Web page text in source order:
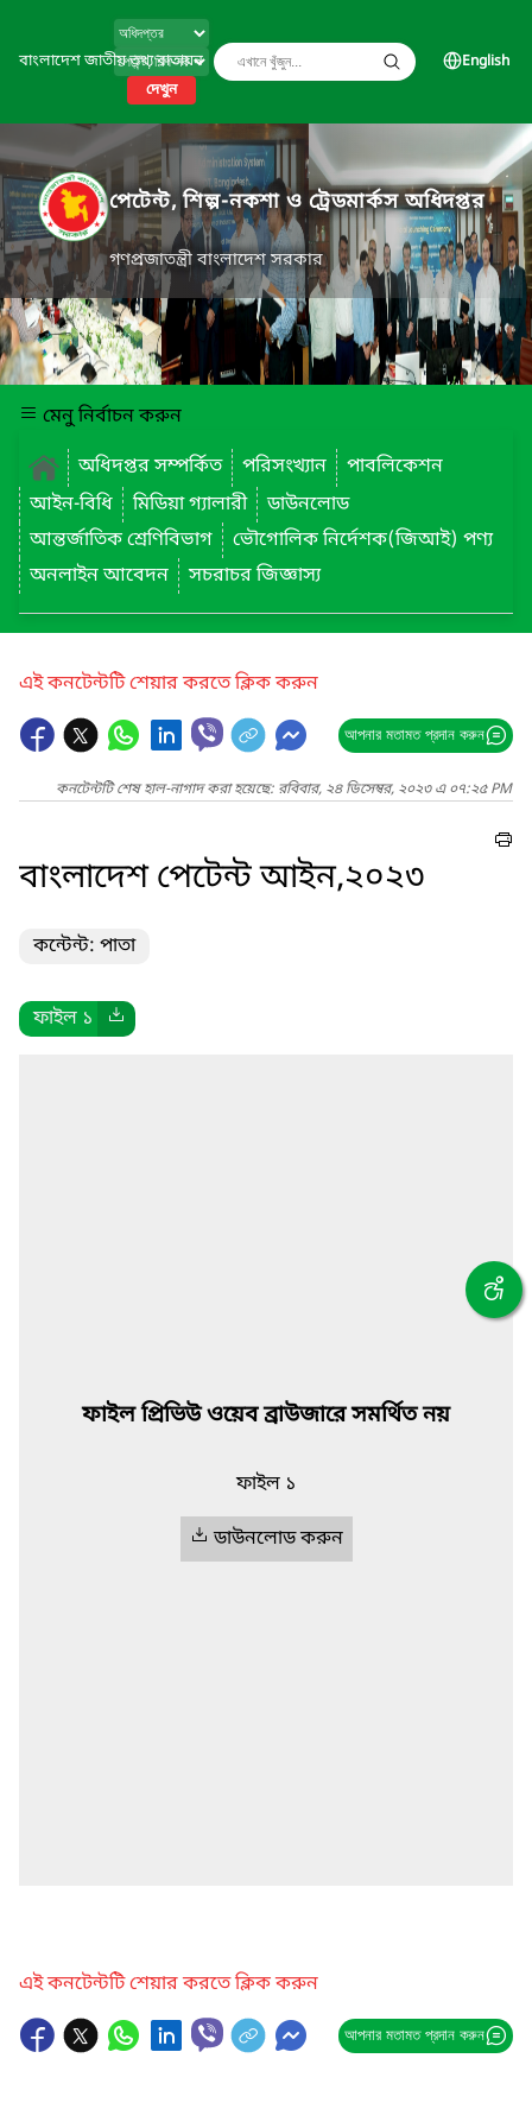
বাংলাদেশ জাতীয় তথ্য বাতায়ন
দেখুন
English
পেটেন্ট, শিল্প-নকশা ও ট্রেডমার্কস অধিদপ্তর
গণপ্রজাতন্ত্রী বাংলাদেশ সরকার
মেনু নির্বাচন করুন
অধিদপ্তর সম্পর্কিত
পরিসংখ্যান
পাবলিকেশন
আইন-বিধি
মিডিয়া গ্যালারী
ডাউনলোড
আন্তর্জাতিক শ্রেণিবিভাগ
ভৌগোলিক নির্দেশক(জিআই) পণ্য
অনলাইন আবেদন
সচরাচর জিজ্ঞাস্য
এই কনটেন্টটি শেয়ার করতে ক্লিক করুন
আপনার মতামত প্রদান করুন
কনটেন্টটি শেষ হাল-নাগাদ করা হয়েছে: রবিবার, ২৪ ডিসেম্বর, ২০২৩ এ ০৭:২৫ PM
বাংলাদেশ পেটেন্ট আইন,২০২৩
কন্টেন্ট: পাতা
ফাইল ১
ফাইল প্রিভিউ ওয়েব ব্রাউজারে সমর্থিত নয়
ফাইল ১
ডাউনলোড করুন
এই কনটেন্টটি শেয়ার করতে ক্লিক করুন
আপনার মতামত প্রদান করুন